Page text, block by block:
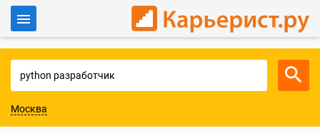
Для работодателей
Москва